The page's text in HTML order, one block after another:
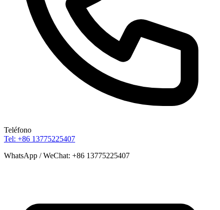
Teléfono
Tel: +86 13775225407
WhatsApp / WeChat: +86 13775225407